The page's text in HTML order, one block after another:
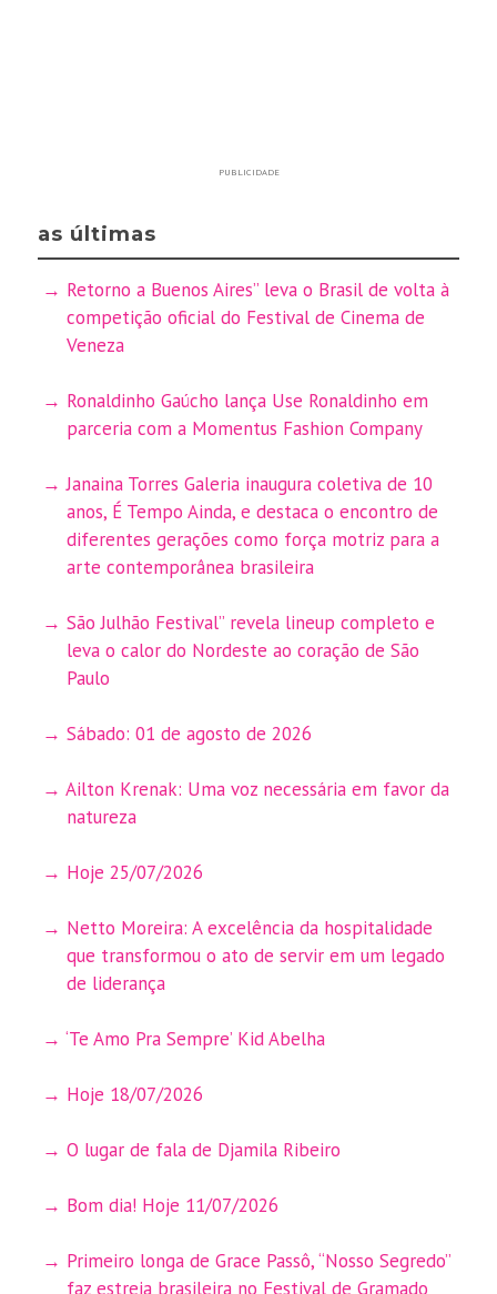
PUBLICIDADE
as últimas
Retorno a Buenos Aires” leva o Brasil de volta à
competição oficial do Festival de Cinema de
Veneza
Ronaldinho Gaúcho lança Use Ronaldinho em
parceria com a Momentus Fashion Company
Janaina Torres Galeria inaugura coletiva de 10
anos, É Tempo Ainda, e destaca o encontro de
diferentes gerações como força motriz para a
arte contemporânea brasileira
São Julhão Festival” revela lineup completo e
leva o calor do Nordeste ao coração de São
Paulo
Sábado: 01 de agosto de 2026
Ailton Krenak: Uma voz necessária em favor da
natureza
Hoje 25/07/2026
Netto Moreira: A excelência da hospitalidade
que transformou o ato de servir em um legado
de liderança
‘Te Amo Pra Sempre’ Kid Abelha
Hoje 18/07/2026
O lugar de fala de Djamila Ribeiro
Bom dia! Hoje 11/07/2026
Primeiro longa de Grace Passô, “Nosso Segredo”
faz estreia brasileira no Festival de Gramado